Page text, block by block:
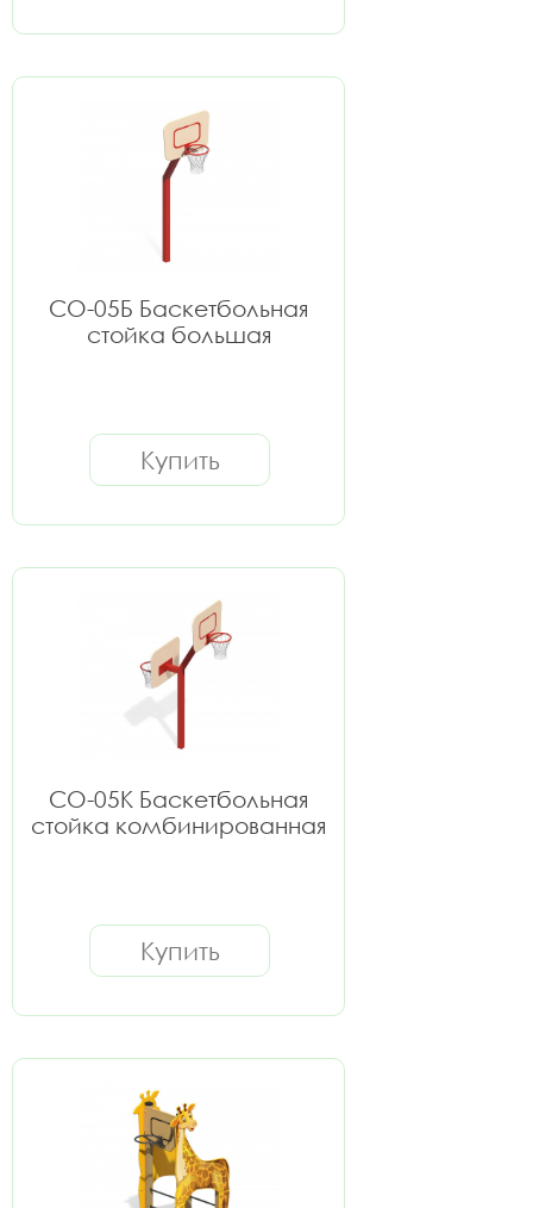
СО-05Б Баскетбольная
стойка большая
Купить
СО-05К Баскетбольная
стойка комбинированная
Купить